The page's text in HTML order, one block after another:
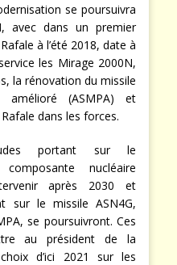
se poursuivra
dans un premier
à l’été 2018, date à
les Mirage 2000N,
la rénovation du missile
amélioré (ASMPA) et
dans les forces.
portant sur le
nucléaire
après 2030 et
sur le missile ASN4G,
se poursuivront. Ces
au président de la
d’ici 2021 sur les